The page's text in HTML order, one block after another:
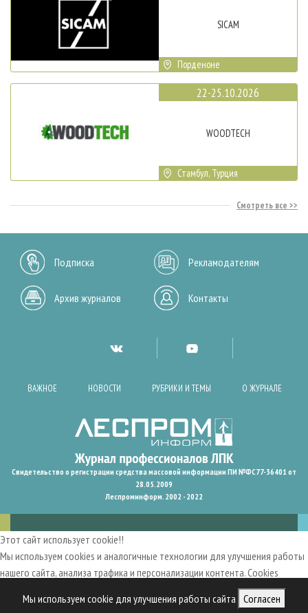
Мы используем cookie для улучшения работы сайта Согласен
SICAM
Порденоне
22-25.10.2026
WOODTECH
Стамбул, Турция
Смотреть все
Подписка Рекламодателям
Архив журналов Контакты
ВАЖНОЕ НОВОСТИ РУБРИКИ И ТЕМЫ О ЖУРНАЛЕ
Свидетельство о регистрации средства массовой информации ПИ №ФС77-36401 от
28.05.2009
Леспроминформ. 2002 - 2022
Этот сайт использует cookie!!
Мы используем cookies и аналогичные технологии для улучшения работы
нашего сайта, анализа трафика и персонализации контента. Cookies
пользовательский опыт